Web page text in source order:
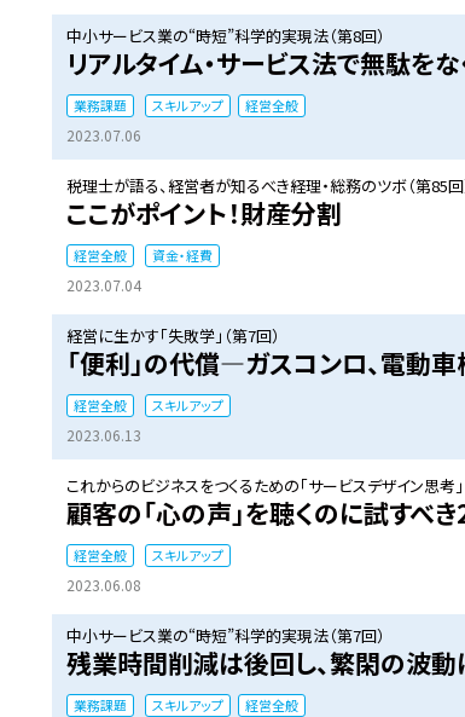
中小サービス業の“時短”科学的実現法（第8回）
リアルタイム・サービス法で無駄をな
業務課題 スキルアップ 経営全般
2023.07.06
税理士が語る、経営者が知るべき経理・総務のツボ（第85回
ここがポイント！財産分割
経営全般 資金・経費
2023.07.04
経営に生かす「失敗学」（第7回）
「便利」の代償―ガスコンロ、電動
経営全般 スキルアップ
2023.06.13
これからのビジネスをつくるための「サービスデザイン思考」
顧客の「心の声」を聴くのに試すべ
経営全般 スキルアップ
2023.06.08
中小サービス業の“時短”科学的実現法（第7回）
残業時間削減は後回し、繁閑の波動
業務課題 スキルアップ 経営全般